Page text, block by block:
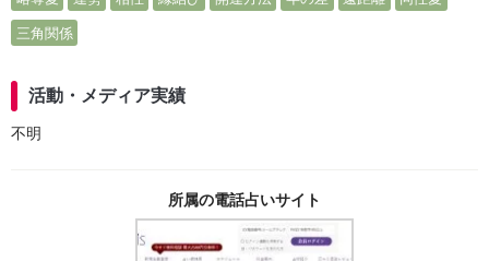
三角関係
活動・メディア実績
不明
所属の電話占いサイト